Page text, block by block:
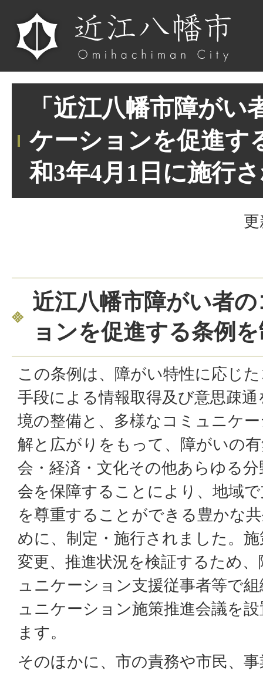
「近江八幡市障がい
ケーションを促進す
和3年4月1日に施行
近江八幡市障がい者
ョンを促進する条例
この条例は、障がい特性に応じ
手段による情報取得及び意思疎
境の整備と、多様なコミュニケ
解と広がりをもって、障がいの
会・経済・文化その他あらゆる
会を保障することにより、地域
を尊重することができる豊かな
めに、制定・施行されました。
変更、推進状況を検証するため
ュニケーション支援従事者等で
ュニケーション施策推進会議を
ます。
そのほかに、市の責務や市民、